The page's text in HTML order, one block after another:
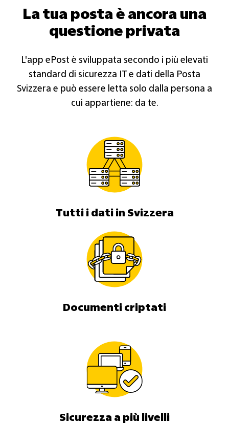
La tua posta è ancora una
questione privata
L'app ePost è sviluppata secondo i più elevati
standard di sicurezza IT e dati della Posta
Svizzera e può essere letta solo dalla persona a
cui appartiene: da te.
Tutti i dati in Svizzera
Documenti criptati
Sicurezza a più livelli